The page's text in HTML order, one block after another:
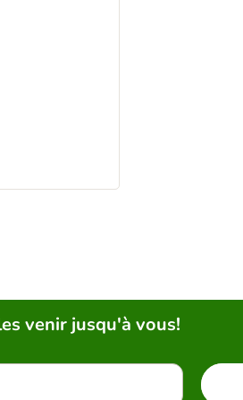
venir jusqu'à vous!